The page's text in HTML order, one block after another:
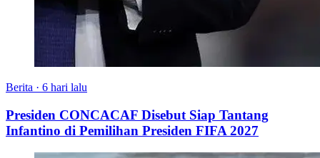
Berita · 6 hari lalu
Presiden CONCACAF Disebut Siap Tantang
Infantino di Pemilihan Presiden FIFA 2027